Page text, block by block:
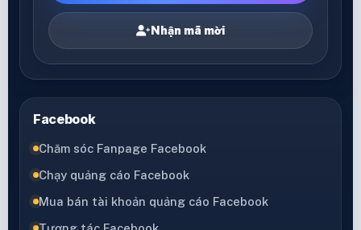
Nhận mã mời
Facebook
Chăm sóc Fanpage Facebook
Chạy quảng cáo Facebook
Mua bán tài khoản quảng cáo Facebook